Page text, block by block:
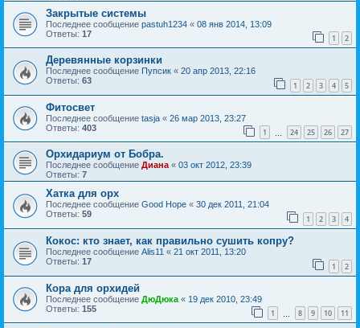
Закрытые системы
Последнее сообщение pastuh1234 « 08 янв 2014, 13:09
Ответы: 17 1 2
Деревянные корзинки
Последнее сообщение Пупсик « 20 апр 2013, 22:16
Ответы: 63 1 2 3 4 5
Фитосвет
Последнее сообщение tasja « 26 мар 2013, 23:27
Ответы: 403 1 24 25 26 27
Орхидариум от Бобра.
Последнее сообщение Диана« 03 окт 2012, 23:39
Ответы: 7
Хатка для орх
Последнее сообщение Good Hope « 30 дек 2011, 21:04
Ответы: 59 1 2 3 4
Кокос: кто знает, как правильно сушить копру?
Последнее сообщение Alis11 « 21 окт 2011, 13:20
Ответы: 17 1 2
Кора для орхидей
Последнее сообщение ДюДюка « 19 дек 2010, 23:49
Ответы: 155 1 8 9 10 11